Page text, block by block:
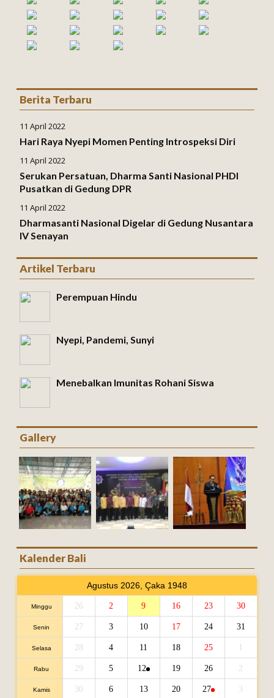
Berita Terbaru
11 April 2022
Hari Raya Nyepi Momen Penting Introspeksi Diri
11 April 2022
Serukan Persatuan, Dharma Santi Nasional PHDI
Pusatkan di Gedung DPR
11 April 2022
Dharmasanti Nasional Digelar di Gedung Nusantara
IV Senayan
Artikel Terbaru
Perempuan Hindu
Nyepi, Pandemi, Sunyi
Menebalkan Imunitas Rohani Siswa
Gallery
Kalender Bali
Agustus 2026, Çaka 1948
Minggu 26 2 9 16 23 30
Senin 27 3 10 17 24 31
Selasa 28 4 11 18 25
Rabu 29 5 12 19 26 2
Kamis 30 6 13 20 27 3